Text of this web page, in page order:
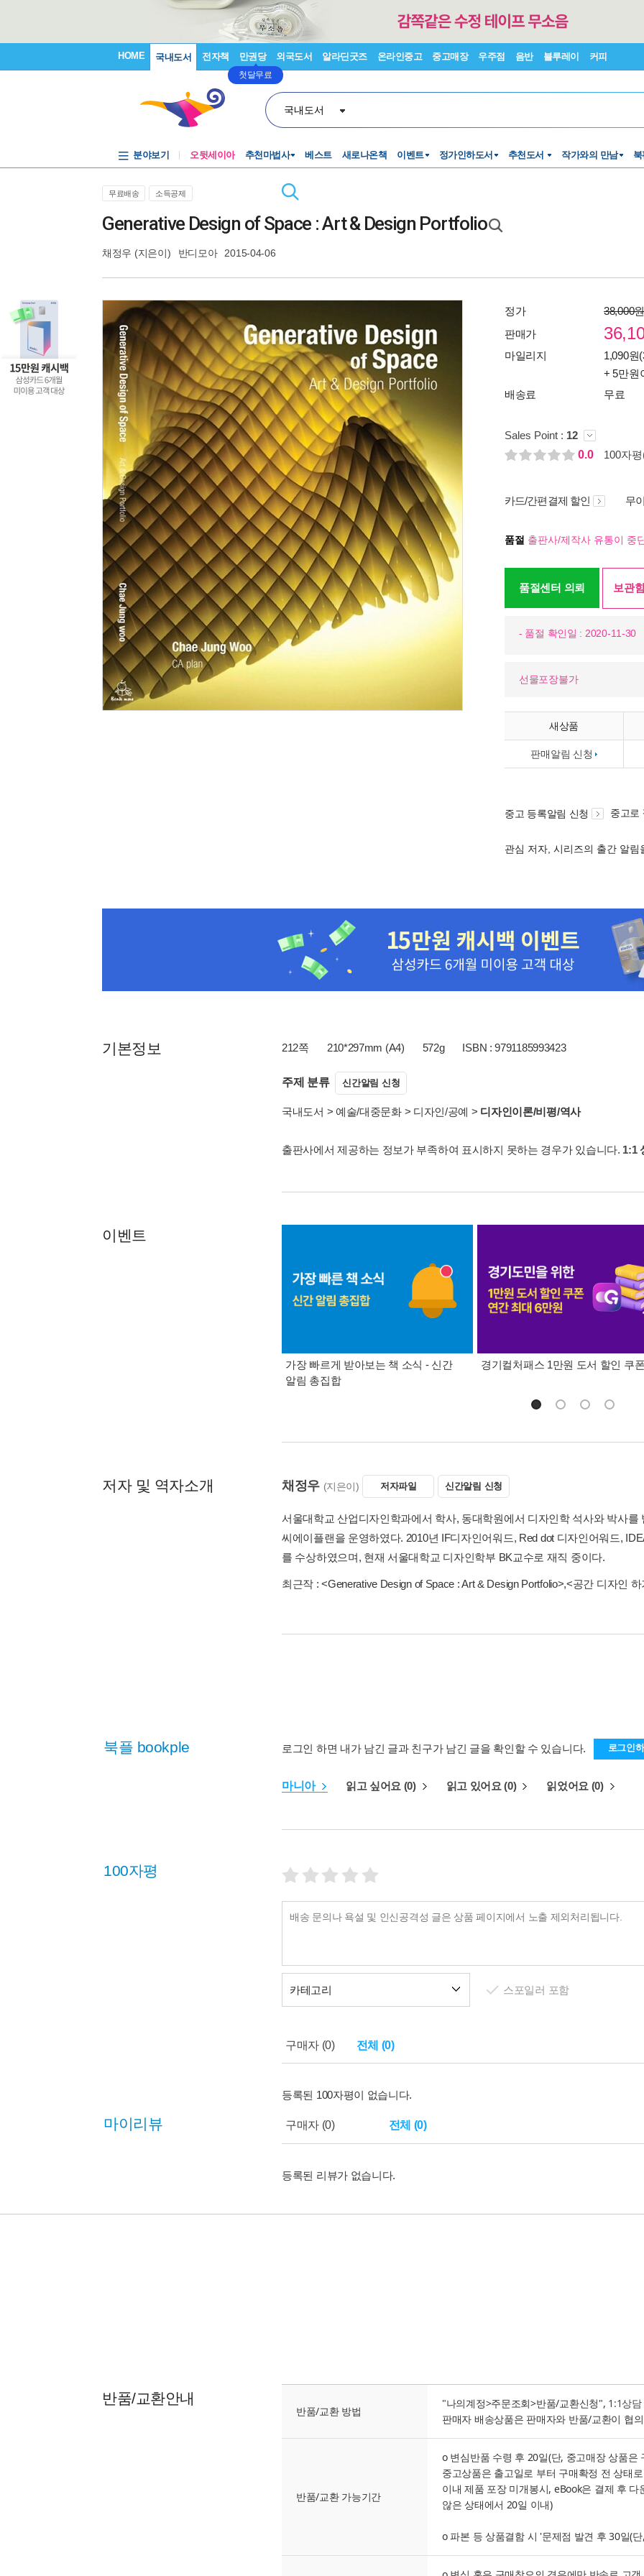
HOME 국내도서 전자책 만권당
첫달무료
외국도서 알라딘굿즈 온라인중고 중고매장 우주점 음반 블루레이 커피
국내도서
분야보기 오뒷세이아 추천마법사 베스트 새로나온책 이벤트 정가인하도서 추천도서 작가와의 만남
무료배송
소득공제
Generative Design of Space : Art & Design Portfolio
채정우 (지은이) 반디모아 2015-04-06
정가
38,000원
판매가
마일리지
1,090원
+ 5만원
배송료
무료
Sales Point : 12
0.0
100자
카드/간편결제 할인 무
품절 출판사/제작사 유통이 중
품절센터 의뢰 보관
- 품절 확인일 : 2020-11-30
선물포장불가
새상품
판매알림 신청
중고 등록알림 신청 중고로
관심 저자, 시리즈의 출간 알림
기본정보 212쪽 210*297mm (A4) 572g ISBN : 9791185993423
주제 분류 신간알림 신청
국내도서 > 예술/대중문화> 디자인/공예 > 디자인이론/비평/역사
출판사에서 제공하는 정보가 부족하여 표시하지 못하는 경우가 있습니다. 1:1
이벤트
가장 빠르게 받아보는 책 소식 - 신간
알림 총집합
경기컬처패스 1만원 도서 할인 쿠폰
저자 및 역자소개 채정우 (지은이) 저자파일 신간알림 신청
서울대학교 산업디자인학과에서 학사, 동대학원에서 디자인학 석사와 박사
씨에이플랜을 운영하였다. 2010년 IF디자인어워드, Red dot 디자인어워드,
를 수상하였으며, 현재 서울대학교 디자인학부 BK교수로 재직 중이다.
최근작 :<Generative Design of Space : Art & Design Portfolio>,<공간 디자인
북플 bookple 로그인 하면 내가 남긴 글과 친구가 남긴 글을 확인할 수 있습니다. 로그인하
마니아 읽고 싶어요 (0) 읽고 있어요 (0) 읽었어요 (0)
100자평
카테고리 스포일러 포함
구매자 (0) 전체 (0)
등록된 구매자평이 없습니다.
마이리뷰 구매자 (0) 전체 (0)
등록된 리뷰가 없습니다.
반품/교환안내
반품/교환 방법
"나의계정>주문조회>반품/교환신청", 1:1상담
판매자 배송상품은 판매자와 반품/교환이 협
반품/교환 가능기간
o 변심반품 수령 후 20일(단, 중고매장 상품
중고상품은 출고일로 부터 구매확정 전 상태
이내 제품 포장 미개봉시, eBook은 결제 후
않은 상태에서 20일 이내)
o 파본 등 상품결함 시 '문제점 발견 후 30일(